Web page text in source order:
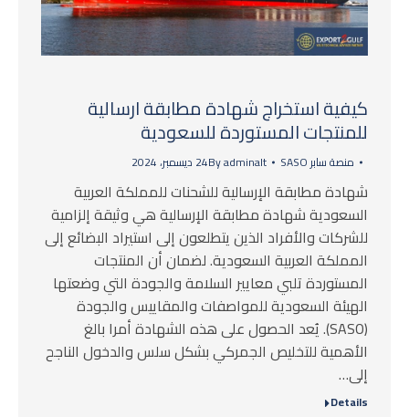
كيفية استخراج شهادة مطابقة ارسالية
للمنتجات المستوردة للسعودية
منصة سابر SASO Byadminalt 24 ديسمبر، 2024
شهادة مطابقة الإرسالية للشحنات للمملكة العربية
السعودية شهادة مطابقة الإرسالية هي وثيقة إلزامية
للشركات والأفراد الذين يتطلعون إلى استيراد البضائع إلى
المملكة العربية السعودية. لضمان أن المنتجات
المستوردة تلبي معايير السلامة والجودة التي وضعتها
الهيئة السعودية للمواصفات والمقاييس والجودة
(SASO). يُعد الحصول على هذه الشهادة أمرا بالغ
الأهمية للتخليص الجمركي بشكل سلس والدخول الناجح
إلى…
Details